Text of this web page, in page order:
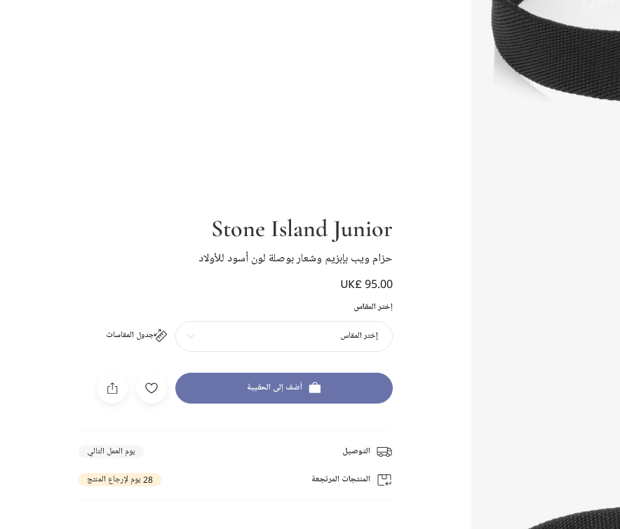
Stone Island Junior
حزام ويب بإبزيم وشعار بوصلة لون أسود للأولاد
UK£ 95.00
إختر المقاس
جدول المقاسات إختر المقاس
أضف إلى الحقيبة
التوصيل يوم العمل التالي
المنتجات المرتجعة 28 يوم لإرجاع المنتج